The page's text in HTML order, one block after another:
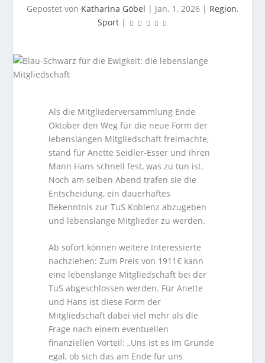
Gepostet von Katharina Göbel | Jan. 1, 2026 | Region,
Sport |
Als die Mitgliederversammlung Ende
Oktober den Weg für die neue Form der
lebenslangen Mitgliedschaft freimachte,
stand für Anette Seidler-Esser und ihren
Mann Hans schnell fest, was zu tun ist.
Noch am selben Abend trafen sie die
Entscheidung, ein dauerhaftes
Bekenntnis zur TuS Koblenz abzugeben
und lebenslange Mitglieder zu werden.
Ab sofort können weitere Interessierte
nachziehen: Zum Preis von 1911€ kann
eine lebenslange Mitgliedschaft bei der
TuS abgeschlossen werden. Für Anette
und Hans ist diese Form der
Mitgliedschaft dabei viel mehr als die
Frage nach einem eventuellen
finanziellen Vorteil: „Uns ist es im Grunde
egal, ob sich das am Ende für uns